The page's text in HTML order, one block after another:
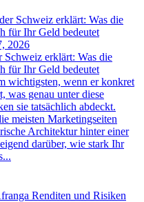
2026
erklärt: Was die
für Ihr Geld bedeutet
wichtigsten, wenn er konkret
was genau unter diese
sie tatsächlich abdeckt.
meisten Marketingseiten
Architektur hinter einer
darüber, wie stark Ihr